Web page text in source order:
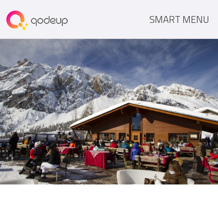
SMART MENU